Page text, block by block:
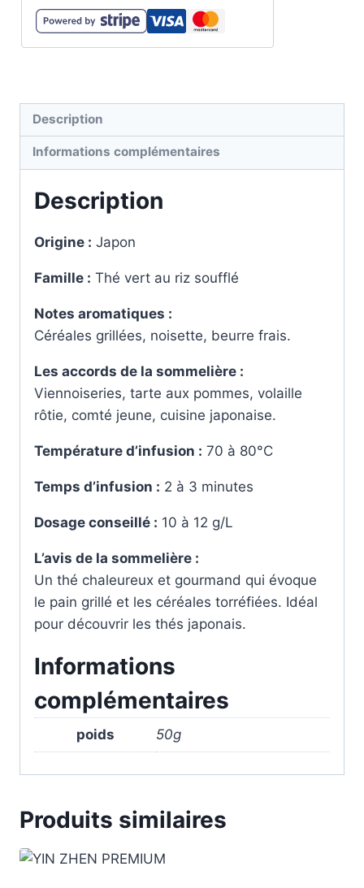
Description
Informations complémentaires
Description
Origine : Japon
Famille : Thé vert au riz soufflé
Notes aromatiques :
Céréales grillées, noisette, beurre frais.
Les accords de la sommelière :
Viennoiseries, tarte aux pommes, volaille
rôtie, comté jeune, cuisine japonaise.
Température d’infusion : 70 à 80°C
Temps d’infusion : 2 à 3 minutes
Dosage conseillé : 10 à 12 g/L
L’avis de la sommelière :
Un thé chaleureux et gourmand qui évoque
le pain grillé et les céréales torréfiées. Idéal
pour découvrir les thés japonais.
Informations
complémentaires
poids 50g
Produits similaires